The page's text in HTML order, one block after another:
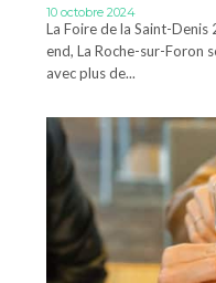
10 octobre 2024
La Foire de la Saint-
end, La Roche-sur-Foron
avec plus de...